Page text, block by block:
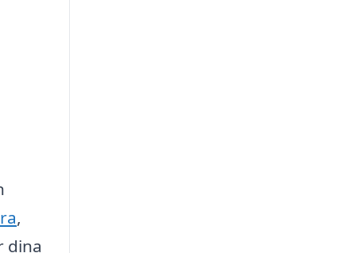
,
dina